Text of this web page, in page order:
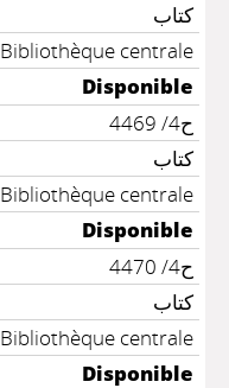
كتاب
Bibliothèque centrale
Disponible
ح4/ 4469
كتاب
Bibliothèque centrale
Disponible
ح4/ 4470
كتاب
Bibliothèque centrale
Disponible